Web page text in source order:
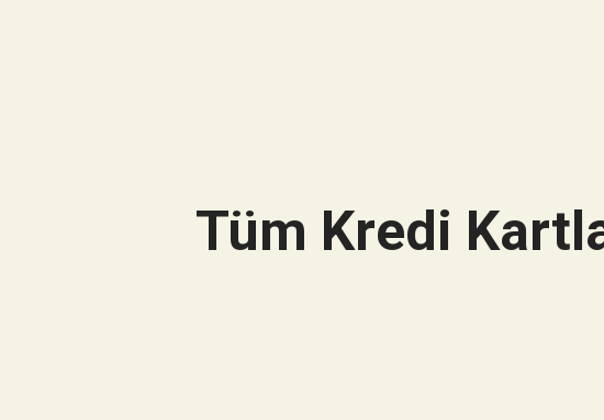
Tüm Kredi